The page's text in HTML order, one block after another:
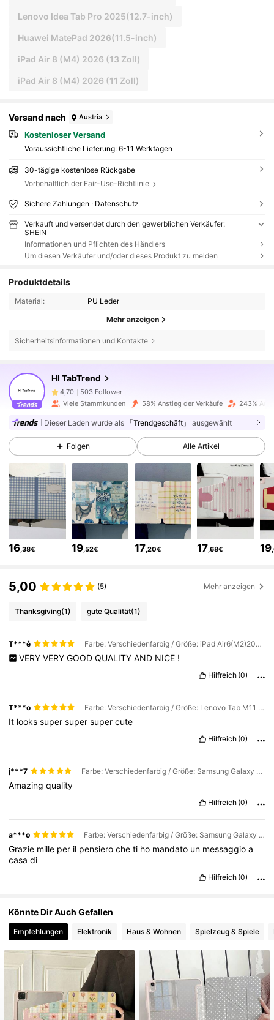
Lenovo Idea Tab Pro 2025(12.7-inch)
Huawei MatePad 2026(11.5-inch)
iPad Air 8 (M4) 2026 (13 Zoll)
iPad Air 8 (M4) 2026 (11 Zoll)
Versand nach Austria
Kostenloser Versand
Voraussichtliche Lieferung: 6-11 Werktagen
30-tägige kostenlose Rückgabe
Vorbehaltlich der Fair-Use-Richtlinie
Sichere Zahlungen · Datenschutz
Verkauft und versendet durch den gewerblichen Verkäufer:
SHEIN
Informationen und Pflichten des Händlers
Um diesen Verkäufer und/oder dieses Produkt zu melden
Produktdetails
Material: PU Leder
Mehr anzeigen
Sicherheitsinformationen und Kontakte
HI TabTrend
4,70 503 Follower
4,70 503 Follower
4,70 503 Follower
4,70 503 Follower
4,70 503 Follower
4,70 503 Follower
Viele Stammkunden 58% Anstieg der Verkäufe 243%
Dieser Laden wurde als 「Trendgeschäft」 ausgewählt
Folgen Alle Artikel
16 ,38€ 19 ,52€ 17 ,20€ 17 ,68€ 19
5,00 (5) Mehr anzeigen
Thanksgiving(1) gute Qualität(1)
T***ê Farbe: Verschiedenfarbig / Größe: iPad Air6(M2)2024(11-inch)
VERY VERY GOOD QUALITY AND NICE !
Hilfreich (0)
T***o Farbe: Verschiedenfarbig / Größe: Lenovo Tab M11 2024(11-inch)
It lookssupersupersupercute
Hilfreich (0)
j***7 Farbe: Verschiedenfarbig / Größe: Samsung Galaxy Tab A11+ 2025(11-inch)
Amazingquality
Hilfreich (0)
a***o Farbe: Verschiedenfarbig / Größe: Samsung Galaxy Tab S7 FE 2021(12.4-inch)
Grazie mille per il pensierocheti ho mandato un messaggioa
casadi
Hilfreich (0)
Könnte Dir Auch Gefallen
Empfehlungen Elektronik Haus & Wohnen Spielzeug & Spiele